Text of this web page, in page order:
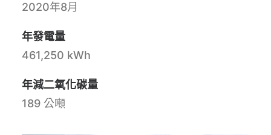
2020年8月
年發電量
461,250 kWh
年減二氧化碳量
189 公噸